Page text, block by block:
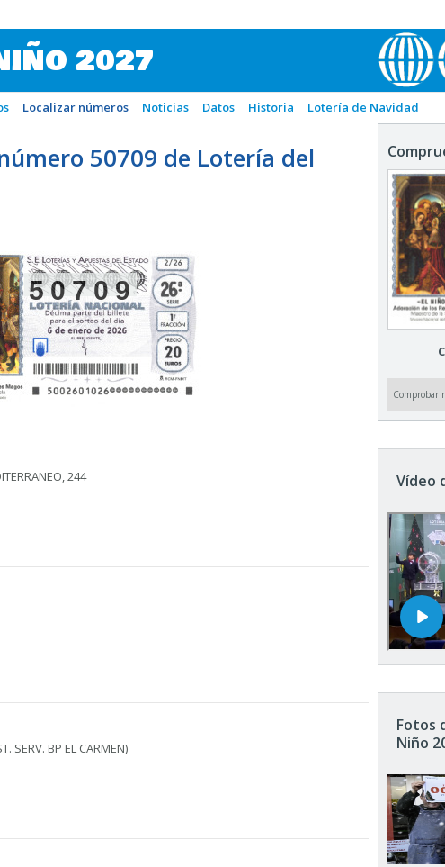
2027
Localizar números Noticias Datos Historia Lotería de Navidad
50709 de Lotería del
50709
244
SERV. BP EL CARMEN)
Comprobar
Vídeo
Fotos
Niño